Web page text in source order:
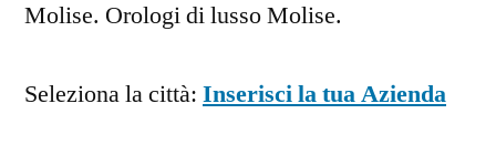
Molise. Orologi di lusso Molise.
Seleziona la città: Inserisci la tua Azienda